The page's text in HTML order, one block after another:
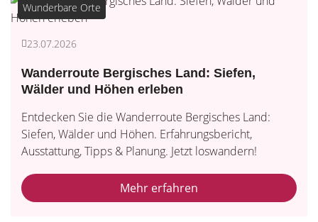
Wunderbare Orte
23.07.2026
Wanderroute Bergisches Land: Siefen,
Wälder und Höhen erleben
Entdecken Sie die Wanderroute Bergisches Land:
Siefen, Wälder und Höhen. Erfahrungsbericht,
Ausstattung, Tipps & Planung. Jetzt loswandern!
Mehr erfahren